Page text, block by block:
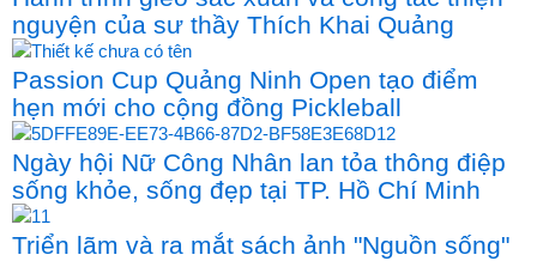
nguyện của sư thầy Thích Khai Quảng
Passion Cup Quảng Ninh Open tạo điểm
hẹn mới cho cộng đồng Pickleball
Ngày hội Nữ Công Nhân lan tỏa thông điệp
sống khỏe, sống đẹp tại TP. Hồ Chí Minh
Triển lãm và ra mắt sách ảnh "Nguồn sống"